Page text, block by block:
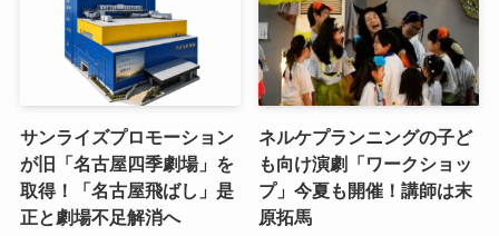
サンライズプロモーション
が旧「名古屋四季劇場」を
取得！「名古屋飛ばし」是
正と劇場不足解消へ
ネルケプランニングの子ど
も向け演劇「ワークショッ
プ」今夏も開催！講師は末
原拓馬